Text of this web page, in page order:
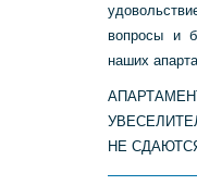
вопросы и
наших
НЕ